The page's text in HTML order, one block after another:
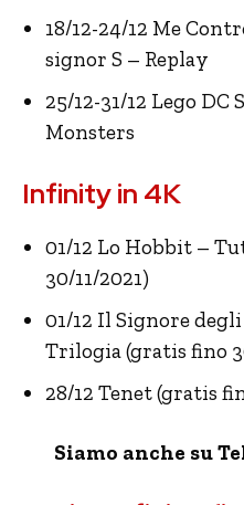
18/12-24/12 Me
signor S – Replay
25/12-31/12 Lego DC
Monsters
Infinity in 4K
01/12 Lo Hobbit –
30/11/2021)
01/12 Il Signore
Trilogia (gratis fino
28/12 Tenet (gratis
Siamo anche su